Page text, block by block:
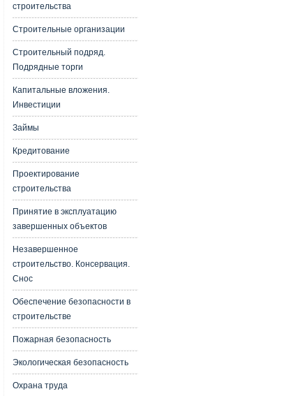
строительства
Строительные организации
Строительный подряд.
Подрядные торги
Капитальные вложения.
Инвестиции
Займы
Кредитование
Проектирование
строительства
Принятие в эксплуатацию
завершенных объектов
Незавершенное
строительство. Консервация.
Снос
Обеспечение безопасности в
строительстве
Пожарная безопасность
Экологическая безопасность
Охрана труда